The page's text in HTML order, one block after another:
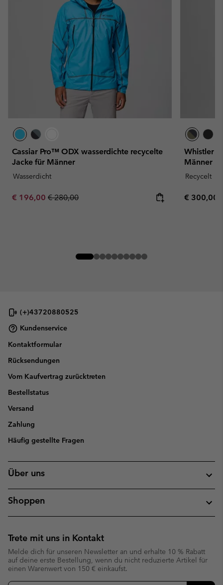
Cassiar Pro™ ODX wasserdichte recycelte
Jacke für Männer
Wasserdicht
Sale price:
€ 196,00 Regular price:
€ 280,00
Whistler
Männer
Recycelt
Regular
€ 300,00
(+)43720880525
Kundenservice
Kontaktformular
Rücksendungen
Vom Kaufvertrag zurücktreten
Bestellstatus
Versand
Zahlung
Häufig gestellte Fragen
Über uns
Shoppen
Trete mit uns in Kontakt
Melde dich für unseren Newsletter an und erhalte 10 % Rabatt
auf deine erste Bestellung, wenn du nicht reduzierte Artikel für
einen Warenwert von 150 € einkaufst.